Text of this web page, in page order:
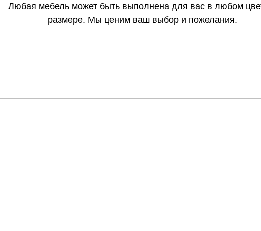
Любая мебель может быть выполнена для вас в любом
размере. Мы ценим ваш выбор и пожелания.